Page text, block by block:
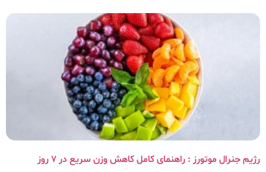
رژیم جنرال موتورز : راهنمای کامل کاهش وزن سریع در ۷ روز